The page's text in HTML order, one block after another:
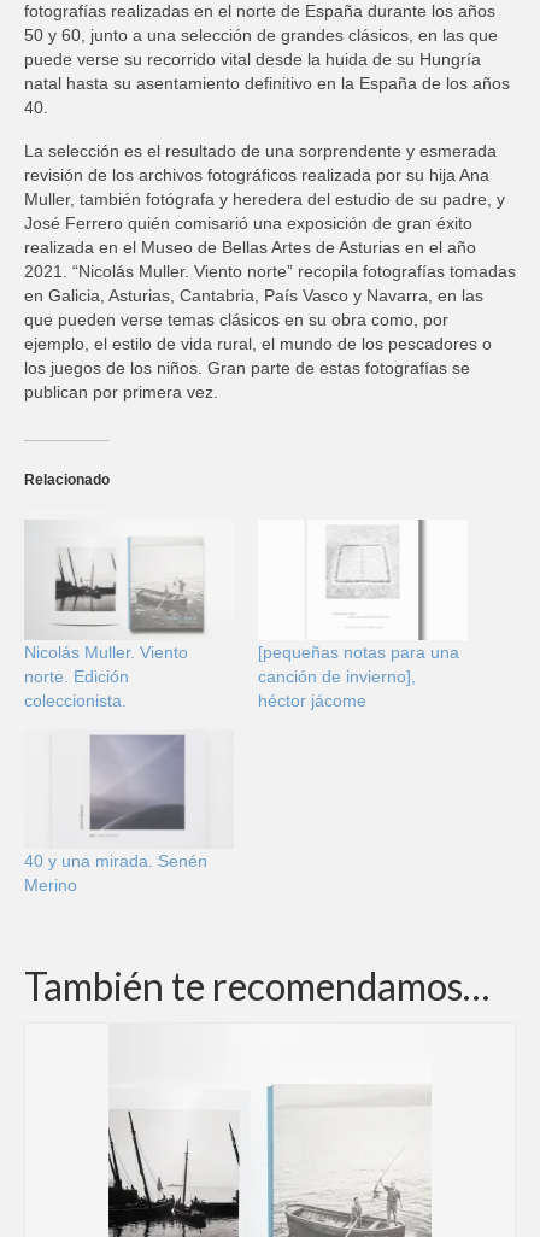
fotografías realizadas en el norte de España durante los años
50 y 60, junto a una selección de grandes clásicos, en las que
puede verse su recorrido vital desde la huida de su Hungría
natal hasta su asentamiento definitivo en la España de los años
40.
La selección es el resultado de una sorprendente y esmerada
revisión de los archivos fotográficos realizada por su hija Ana
Muller, también fotógrafa y heredera del estudio de su padre, y
José Ferrero quién comisarió una exposición de gran éxito
realizada en el Museo de Bellas Artes de Asturias en el año
2021. “Nicolás Muller. Viento norte” recopila fotografías tomadas
en Galicia, Asturias, Cantabria, País Vasco y Navarra, en las
que pueden verse temas clásicos en su obra como, por
ejemplo, el estilo de vida rural, el mundo de los pescadores o
los juegos de los niños. Gran parte de estas fotografías se
publican por primera vez.
Relacionado
Nicolás Muller. Viento
norte. Edición
coleccionista.
[pequeñas notas para una
canción de invierno],
héctor jácome
40 y una mirada. Senén
Merino
También te recomendamos…